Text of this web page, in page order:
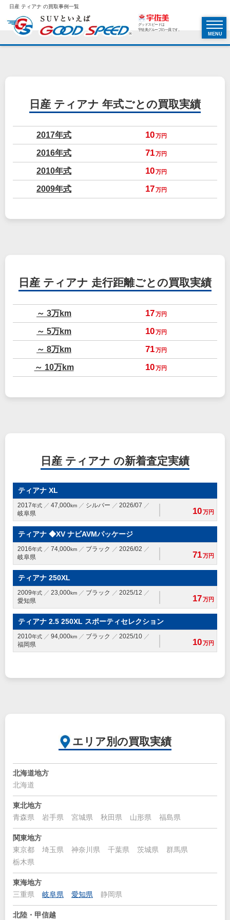
日産 ティアナ の買取事例一覧
グッドスピードは
宇佐美グループの一員です。
MENU
日産 ティアナ 年式ごとの買取実績
2017年式 10万円
2016年式 71万円
2010年式 10万円
2009年式 17万円
日産 ティアナ 走行距離ごとの買取実績
～ 3万km 17万円
～ 5万km 10万円
～ 8万km 71万円
～ 10万km 10万円
日産 ティアナ の新着査定実績
ティアナ XL
2017年式 47,000km シルバー
2026/07
岐阜県
10万円
ティアナ ◆XV ナビAVMパッケージ
2016年式 74,000km ブラック
2026/02
岐阜県
71万円
ティアナ 250XL
2009年式 23,000km ブラック
2025/12
愛知県
17万円
ティアナ 2.5 250XL スポーティセレクション
2010年式 94,000km ブラック
2025/10
福岡県
10万円
エリア別の買取実績
北海道地方
北海道
東北地方
青森県
岩手県 宮城県 秋田県 山形県 福島県
関東地方
東京都
埼玉県 神奈川県 千葉県 茨城県
群馬県
栃木県
東海地方
三重県
岐阜県 愛知県 静岡県
北陸・甲信越